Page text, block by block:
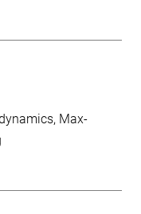
Max-